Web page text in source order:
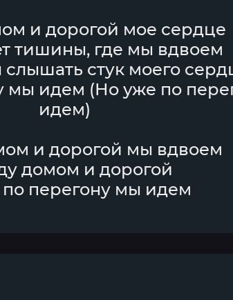
и дорогой мое сердце
тишины, где мы вдвоем
слышать стук моего
мы идем (Но уже по
идем)
и дорогой мы вдвоем
домом и дорогой
перегону мы идем